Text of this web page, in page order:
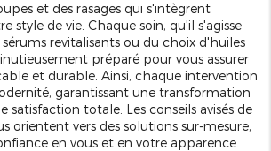
et des rasages qui s'intègrent
style de vie. Chaque soin, qu'il s'agisse
revitalisants ou du choix d'huiles
préparé pour vous assurer
et durable. Ainsi, chaque intervention
garantissant une transformation
satisfaction totale. Les conseils avisés de
orientent vers des solutions sur-mesure,
en vous et en votre apparence.